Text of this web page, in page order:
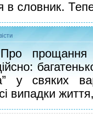
в словник.
прощання
у свяких
випадки